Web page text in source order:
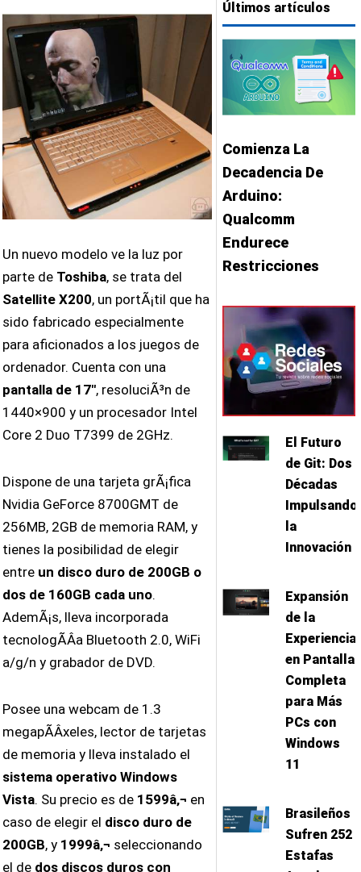
Un nuevo modelo ve la luz por
parte de Toshiba, se trata del
Satellite X200, un portÃ¡til que ha
sido fabricado especialmente
para aficionados a los juegos de
ordenador. Cuenta con una
pantalla de 17″, resoluciÃ³n de
1440×900 y un procesador Intel
Core 2 Duo T7399 de 2GHz.
Dispone de una tarjeta grÃ¡fica
Nvidia GeForce 8700GMT de
256MB, 2GB de memoria RAM, y
tienes la posibilidad de elegir
entre un disco duro de 200GB o
dos de 160GB cada uno.
AdemÃ¡s, lleva incorporada
tecnologÃ­Â­a Bluetooth 2.0, WiFi
a/g/n y grabador de DVD.
Posee una webcam de 1.3
megapÃ­Â­xeles, lector de tarjetas
de memoria y lleva instalado el
sistema operativo Windows
Vista. Su precio es de 1599â‚¬ en
caso de elegir el disco duro de
200GB, y 1999â‚¬ seleccionando
el dedos discos duros con
Últimos artículos
Comienza La
Decadencia De
Arduino:
Qualcomm
Endurece
Restricciones
El Futuro
de Git: Dos
Décadas
Impulsando
la
Innovación
Expansión
de la
Experiencia
en Pantalla
Completa
para Más
PCs con
Windows
11
Brasileños
Sufren 252
Estafas